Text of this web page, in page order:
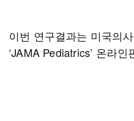
이번 연구결과는 미국의
‘JAMA Pediatrics’ 온라